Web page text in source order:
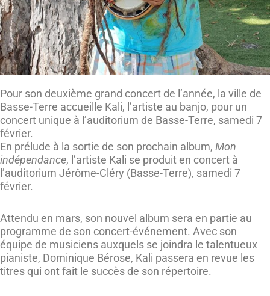
Pour son deuxième grand concert de l’année, la ville de
Basse-Terre accueille Kali, l’artiste au banjo, pour un
concert unique à l’auditorium de Basse-Terre, samedi 7
février.
En prélude à la sortie de son prochain album, Mon
indépendance, l’artiste Kali se produit en concert à
l’auditorium Jérôme-Cléry (Basse-Terre), samedi 7
février.
Attendu en mars, son nouvel album sera en partie au
programme de son concert-événement. Avec son
équipe de musiciens auxquels se joindra le talentueux
pianiste, Dominique Bérose, Kali passera en revue les
titres qui ont fait le succès de son répertoire.